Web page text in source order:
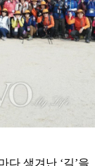
다 생겨난 ‘길’을